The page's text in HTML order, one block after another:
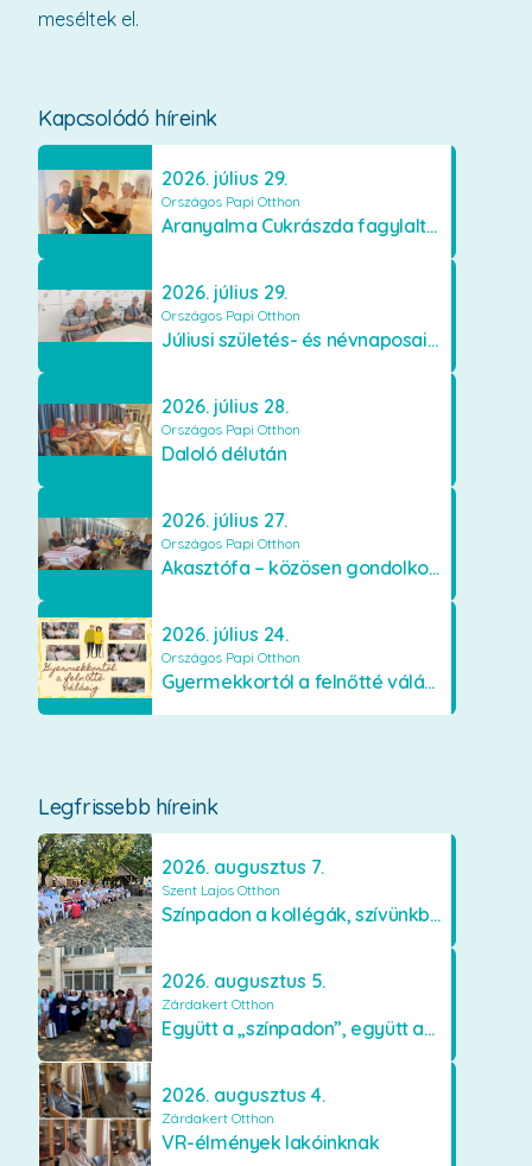
Kapcsolódó híreink
2026. július 29.
Országos Papi Otthon
Aranyalma Cukrászda fagylaltos meglepetés
2026. július 29.
Országos Papi Otthon
Júliusi születés- és névnaposaink
2026. július 28.
Országos Papi Otthon
Daloló délután
2026. július 27.
Országos Papi Otthon
Akasztófa – közösen gondolkodva
2026. július 24.
Országos Papi Otthon
Gyermekkortól a felnőtté válásig
Legfrissebb híreink
2026. augusztus 7.
Szent Lajos Otthon
Színpadon a kollégák, szívünkben a lakók
2026. augusztus 5.
Zárdakert Otthon
Együtt a „színpadon”, együtt az élményekért 🎭✨
2026. augusztus 4.
Zárdakert Otthon
VR-élmények lakóinknak
meséltek el.